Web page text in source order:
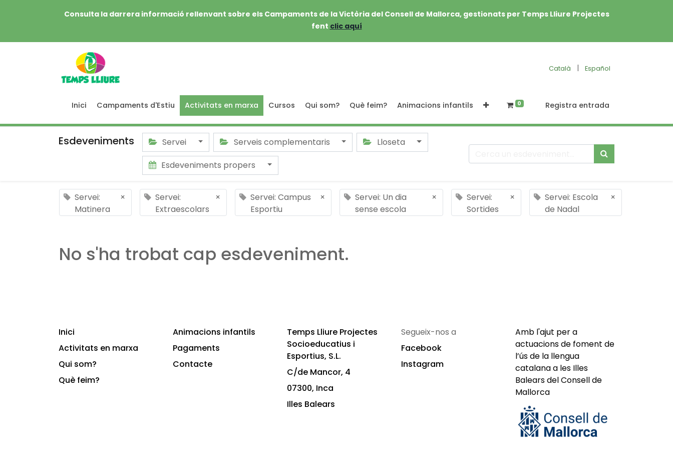
Consulta la darrera informació rellenvant sobre els Campaments de la Victòria del Consell de Mallorca, gestionats per Temps Lliure Projectes
fent clic aquí
Català | Español
Inici Campaments d'Estiu Activitats en marxa Cursos Qui som? Què feim? Animacions infantils 0 Registra entrada
Esdeveniments Servei Serveis complementaris
Lloseta
Esdeveniments propers
Servei:
Matinera
×
Servei:
Extraescolars
×
Servei: Campus
Esportiu
×
Servei: Un dia
sense escola
×
Servei:
Sortides
×
Servei: Escola
de Nadal
×
No s'ha trobat cap esdeveniment.
Inici
Activitats en marxa
Qui som?
Què feim?
Animacions infantils
Pagaments
Contacte
Temps Lliure Projectes
Socioeducatius i
Esportius, S.L.
C/de Mancor, 4
07300, Inca
Illes Balears
Segueix-nos a
Facebook
Instagram
Amb l'ajut per a
actuacions de foment de
l’ús de la llengua
catalana a les Illes
Balears del Consell de
Mallorca